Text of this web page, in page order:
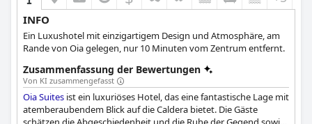
INFO
Ein Luxushotel mit einzigartigem Design und Atmosphäre, am
Rande von Oia gelegen, nur 10 Minuten vom Zentrum entfernt.
Zusammenfassung der Bewertungen
Von KI zusammengefasst
Oia Suites ist ein luxuriöses Hotel, das eine fantastische Lage mit
atemberaubendem Blick auf die Caldera bietet. Die Gäste